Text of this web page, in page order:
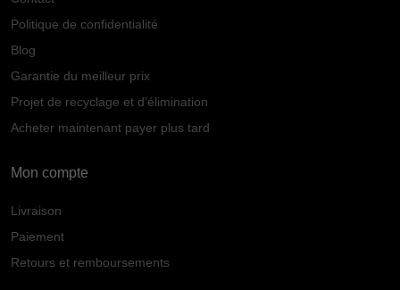
Politique de confidentialité
Blog
Garantie du meilleur prix
Projet de recyclage et d’élimination
Acheter maintenant payer plus tard
Mon compte
Livraison
Paiement
Retours et remboursements